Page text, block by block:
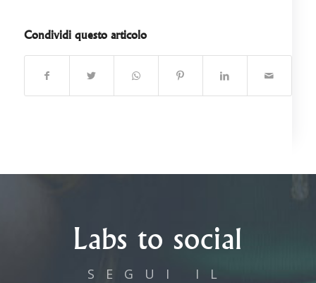
Condividi questo articolo
Labs to social
SEGUI IL